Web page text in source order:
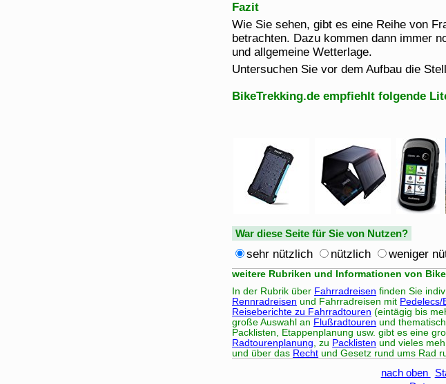
Fazit
Wie Sie sehen, gibt es eine Reihe von
betrachten. Dazu kommen dann immer
und allgemeine Wetterlage.
Untersuchen Sie vor dem Aufbau die
BikeTrekking.de empfiehlt folgende
War diese Seite für Sie von Nutzen?
sehr nützlich nützlich weniger
weitere Rubriken und Informationen von
In der Rubrik über Fahrradreisen finden Sie
Rennradreisen und Fahrradreisen mit Pedelecs/
Reiseberichte zu Fahrradtouren (eintägig bis
große Auswahl an Flußradtouren und
Packlisten, Etappenplanung usw. gibt es eine
Radtourenplanung, zu Packlisten und vieles
und über das Recht und Gesetz rund ums Rad
nach oben